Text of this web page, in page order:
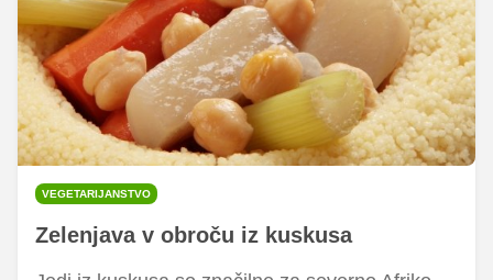
VEGETARIJANSTVO
Zelenjava v obroču iz kuskusa